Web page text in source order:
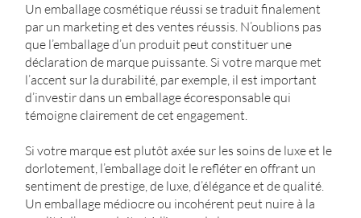
Un emballage cosmétique réussi se traduit finalement
par un marketing et des ventes réussis. N’oublions pas
que l’emballage d’un produit peut constituer une
déclaration de marque puissante. Si votre marque met
l’accent sur la durabilité, par exemple, il est important
d’investir dans un emballage écoresponsable qui
témoigne clairement de cet engagement.
Si votre marque est plutôt axée sur les soins de luxe et le
dorlotement, l’emballage doit le refléter en offrant un
sentiment de prestige, de luxe, d’élégance et de qualité.
Un emballage médiocre ou incohérent peut nuire à la